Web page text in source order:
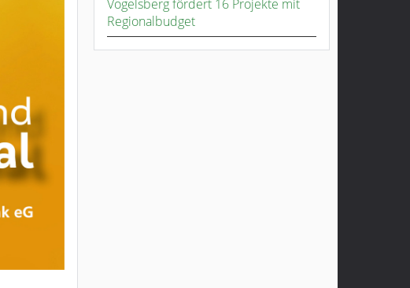
Vogelsberg fördert 16 Projekte mit
Regionalbudget